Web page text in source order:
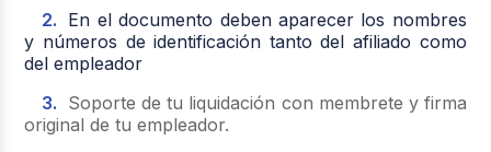
En el documento deben aparecer los nombres
y números de identificación tanto del afiliado como
del empleador
Soporte de tu liquidación con membrete y firma
original de tu empleador.